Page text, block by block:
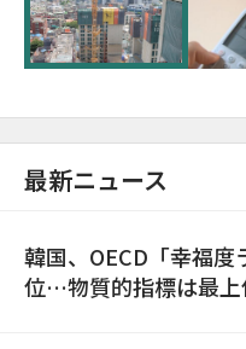
超が「ゾンビ企業」
最新ニュース
韓国、OECD「幸福度
位…物質的指標は最上